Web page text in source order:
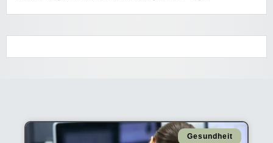
Gesundheit